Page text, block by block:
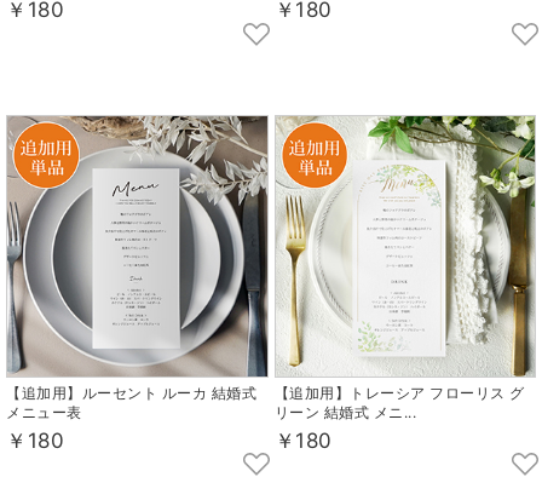
￥180 ￥180
【追加用】ルーセント ルーカ 結婚式
メニュー表
￥180
【追加用】トレーシア フローリス グ
リーン 結婚式 メニ...
￥180